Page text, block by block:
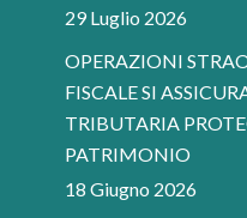
29 Luglio 2026
OPERAZIONI
FISCALE SI
TRIBUTARIA
PATRIMONIO
18 Giugno 2026